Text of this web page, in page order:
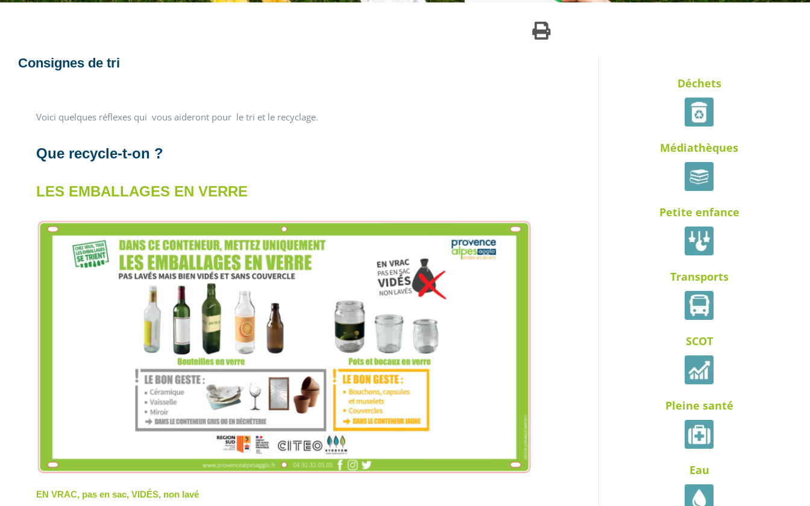
Consignes de tri
Voici quelques réflexes qui vous aideront pour le tri et le recyclage.
Que recycle-t-on ?
LES EMBALLAGES EN VERRE
EN VRAC, pas en sac, VIDÉS, non lavé
Déchets
Médiathèques
Petite enfance
Transports
SCOT
Pleine santé
Eau